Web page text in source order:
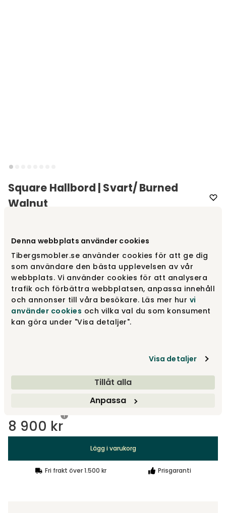
Denna webbplats använder cookies
Tibergsmobler.se använder cookies för att ge dig
som användare den bästa upplevelsen av vår
webbplats. Vi använder cookies för att analysera
trafik och förbättra webbplatsen, anpassa innehåll
och annonser till våra besökare. Läs mer hur vi
använder cookies och vilka val du som konsument
kan göra under "Visa detaljer".
Visa detaljer
Tillåt alla
Anpassa
Square Hallbord | Svart/ Burned
Walnut
Välj utförande
Svart | Burned walnut 8 900 kr
Silvergrå | Burned walnut
8 900 kr
Lägg i varukorg
Fri frakt över 1.500 kr Prisgaranti